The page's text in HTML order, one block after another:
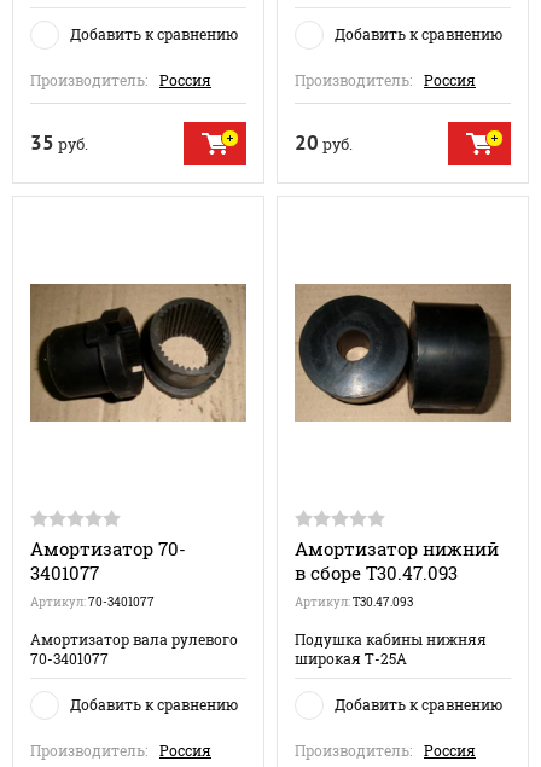
Добавить к сравнению
Производитель: Россия
35 руб.
Добавить к сравнению
Производитель: Россия
20 руб.
Амортизатор 70-
3401077
Артикул:70-3401077
Амортизатор вала рулевого
70-3401077
Добавить к сравнению
Производитель: Россия
Амортизатор нижний
в сборе Т30.47.093
Артикул:Т30.47.093
Подушка кабины нижняя
широкая Т-25А
Добавить к сравнению
Производитель: Россия